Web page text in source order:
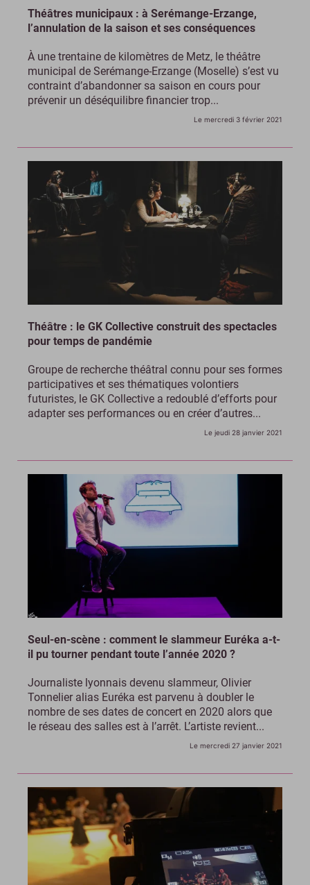
Théâtres municipaux : à Serémange-Erzange,
l’annulation de la saison et ses conséquences
À une trentaine de kilomètres de Metz, le théâtre
municipal de Serémange-Erzange (Moselle) s’est vu
contraint d’abandonner sa saison en cours pour
prévenir un déséquilibre financier trop...
Le mercredi 3 février 2021
Théâtre : le GK Collective construit des spectacles
pour temps de pandémie
Groupe de recherche théâtral connu pour ses formes
participatives et ses thématiques volontiers
futuristes, le GK Collective a redoublé d’efforts pour
adapter ses performances ou en créer d’autres...
Le jeudi 28 janvier 2021
Seul-en-scène : comment le slammeur Euréka a-t-
il pu tourner pendant toute l’année 2020 ?
Journaliste lyonnais devenu slammeur, Olivier
Tonnelier alias Euréka est parvenu à doubler le
nombre de ses dates de concert en 2020 alors que
le réseau des salles est à l’arrêt. L’artiste revient...
Le mercredi 27 janvier 2021